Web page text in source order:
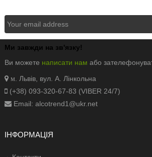
Ми завжди на зв'язку!
Ви можете написати нам або
м. Львів, вул. А. Лінкольна
(+38) 093-320-67-83 (VIBER 24/7)
Email: alcotrend1@ukr.net
ІНФОРМАЦІЯ